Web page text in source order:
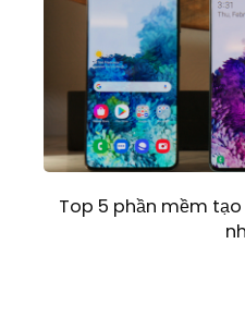
Top 5 phần mềm